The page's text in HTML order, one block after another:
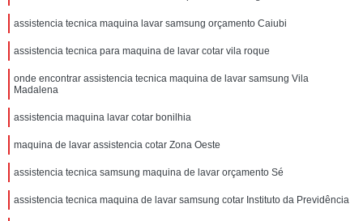
assistencia tecnica maquina lavar samsung orçamento Caiubi
assistencia tecnica para maquina de lavar cotar vila roque
onde encontrar assistencia tecnica maquina de lavar samsung Vila
Madalena
assistencia maquina lavar cotar bonilhia
maquina de lavar assistencia cotar Zona Oeste
assistencia tecnica samsung maquina de lavar orçamento Sé
assistencia tecnica maquina de lavar samsung cotar Instituto da Previdência